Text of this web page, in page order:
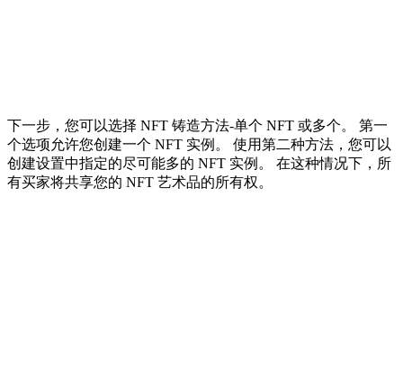
下一步，您可以选择 NFT 铸造方法-单个 NFT 或多个。 第一
个选项允许您创建一个 NFT 实例。 使用第二种方法，您可以
创建设置中指定的尽可能多的 NFT 实例。 在这种情况下，所
有买家将共享您的 NFT 艺术品的所有权。